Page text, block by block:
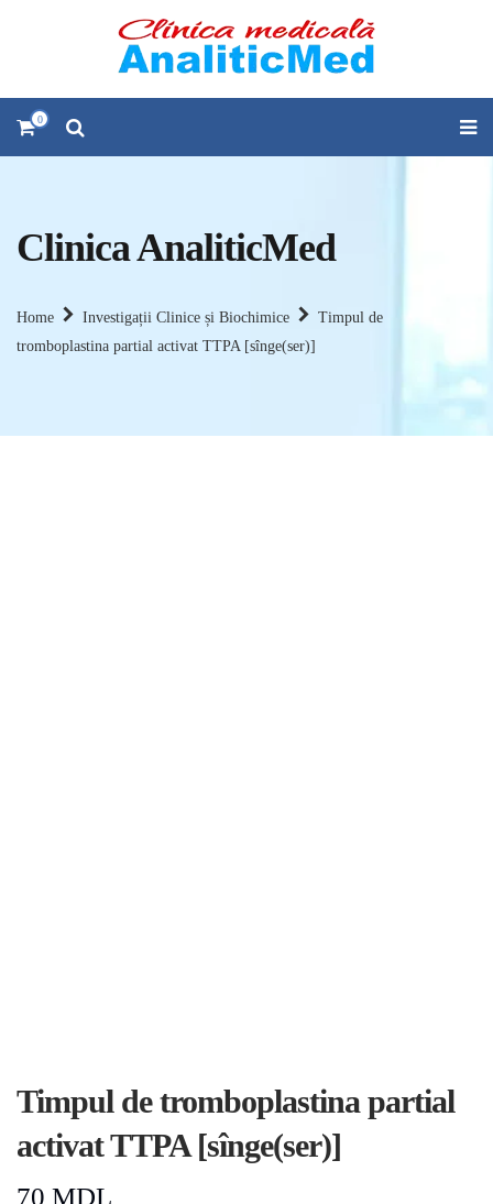
0
Clinica AnaliticMed
Home Investigații Clinice și Biochimice
Timpul de
tromboplastina partial activat TTPA [sînge(ser)]
Timpul de tromboplastina partial
activat TTPA [sînge(ser)]
70 MDL